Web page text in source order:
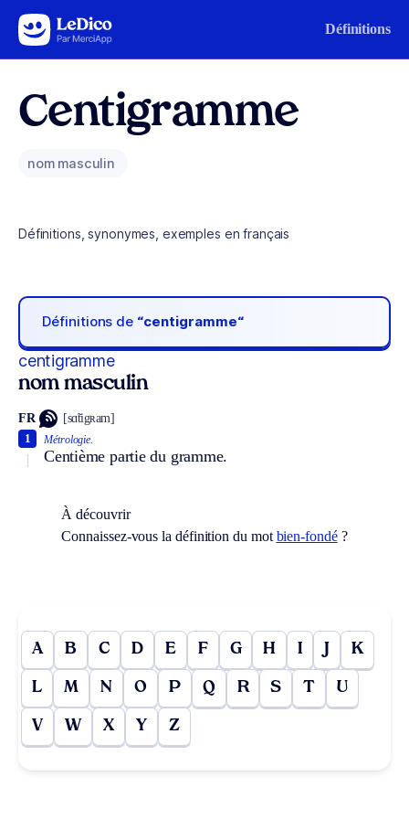
Aller au contenu Définitions
Centigramme
nom masculin
Définitions, synonymes, exemples en français
Définitions de “centigramme“
centigramme
nom masculin
FR [sɑ̃tigʀam]
Métrologie.
Centième partie du gramme.
1
À découvrir
Connaissez-vous la définition du mot bien-fondé?
A B C D E F G H I J K
L M N O P Q R S T U
V W X Y Z